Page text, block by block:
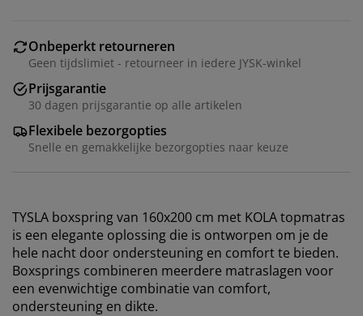
Onbeperkt retourneren
Geen tijdslimiet - retourneer in iedere JYSK-winkel
Prijsgarantie
30 dagen prijsgarantie op alle artikelen
Flexibele bezorgopties
Snelle en gemakkelijke bezorgopties naar keuze
TYSLA boxspring van 160x200 cm met KOLA topmatras
is een elegante oplossing die is ontworpen om je de
hele nacht door ondersteuning en comfort te bieden.
Boxsprings combineren meerdere matraslagen voor
een evenwichtige combinatie van comfort,
ondersteuning en dikte.